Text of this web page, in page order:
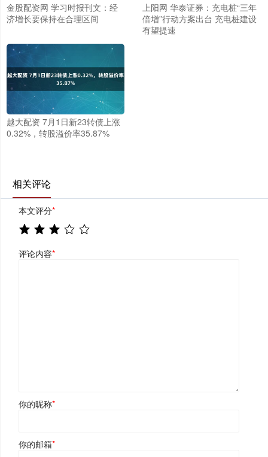
金股配资网 学习时报刊文：经
济增长要保持在合理区间
上阳网 华泰证券：充电桩“三年
倍增”行动方案出台 充电桩建设
有望提速
越大配资 7月1日新23转债上涨
0.32%，转股溢价率35.87%
相关评论
本文评分*
评论内容*
你的昵称*
你的邮箱*